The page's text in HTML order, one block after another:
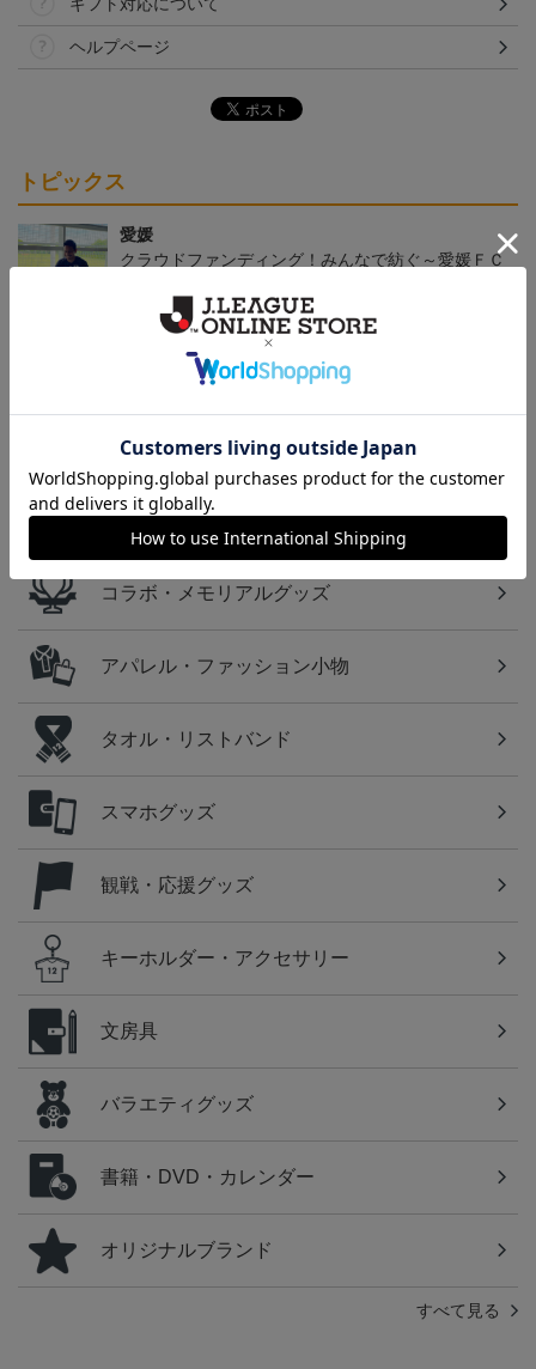
ヘルプページ
トピックス
愛媛
クラウドファンディング！みんなで紡ぐ～愛媛ＦＣ
愛媛ＦＣのすべてのグッズをチェックしたい方に！
カテゴリから探す
コラボ・メモリアルグッズ
アパレル・ファッション小物
タオル・リストバンド
スマホグッズ
観戦・応援グッズ
キーホルダー・アクセサリー
文房具
バラエティグッズ
書籍・DVD・カレンダー
オリジナルブランド
すべて見る